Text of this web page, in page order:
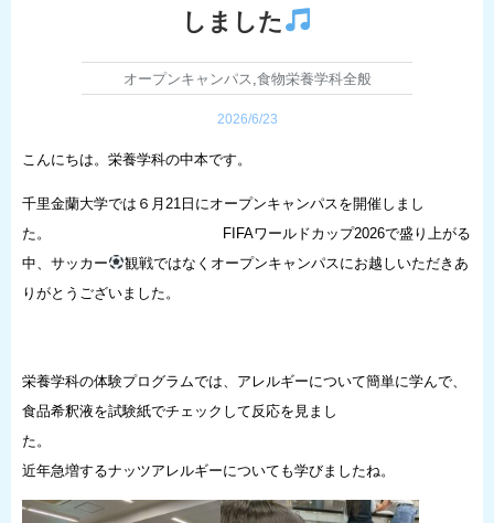
しました
2026/6/23
オープンキャンパス 食物栄養学科全般
こんにちは。栄養学科の中本です。
千里金蘭大学では６月21日にオープンキャンパスを開催しまし
た。 FIFAワールドカップ2026で盛り上がる
中、サッカー
観戦ではなくオープンキャンパスにお越しいただきあ
りがとうございました。
栄養学科の体験プログラムでは、アレルギーについて簡単に学んで、
食品希釈液を試験紙でチェックして反応を見まし
た。
近年急増するナッツアレルギーについても学びましたね。